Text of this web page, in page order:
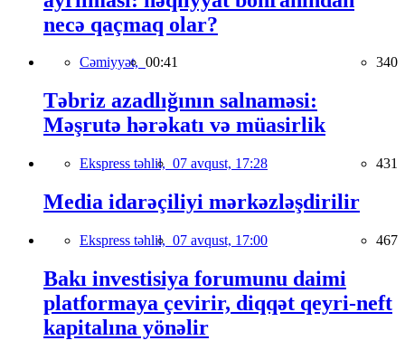
necə qaçmaq olar?
Cəmiyyət, 00:41 340
Təbriz azadlığının salnaməsi:
Məşrutə hərəkatı və müasirlik
Ekspress təhlil, 07 avqust, 17:28 431
Media idarəçiliyi mərkəzləşdirilir
Ekspress təhlil, 07 avqust, 17:00 467
Bakı investisiya forumunu daimi
platformaya çevirir, diqqət qeyri-neft
kapitalına yönəlir